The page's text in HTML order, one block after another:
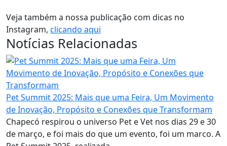
Veja também a nossa publicação com dicas no
Instagram, clicando aqui
Notícias Relacionadas
Pet Summit 2025: Mais que uma Feira, Um Movimento
de Inovação, Propósito e Conexões que Transformam
Chapecó respirou o universo Pet e Vet nos dias 29 e 30
de março, e foi mais do que um evento, foi um marco. A